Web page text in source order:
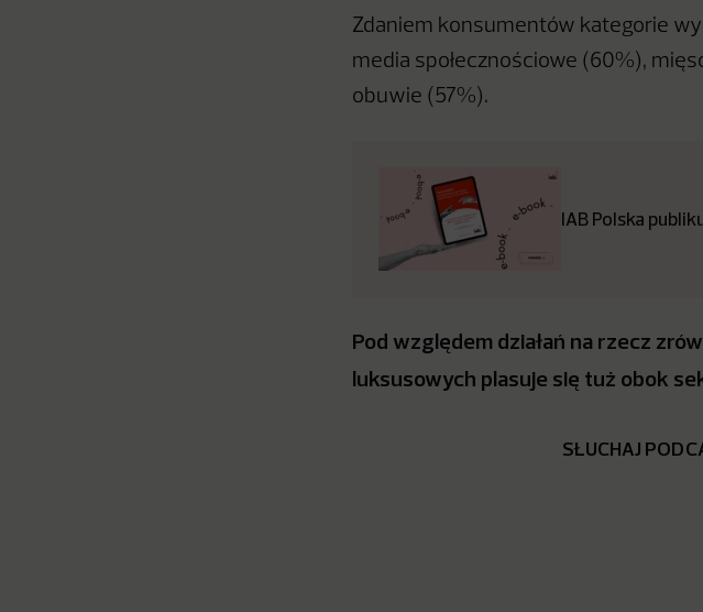
Zdaniem konsumentów kategorie
media społecznościowe (60%),
obuwie (57%).
IAB Polska
Pod względem działań na rzecz
luksusowych plasuje się tuż obok
SŁUCHAJ